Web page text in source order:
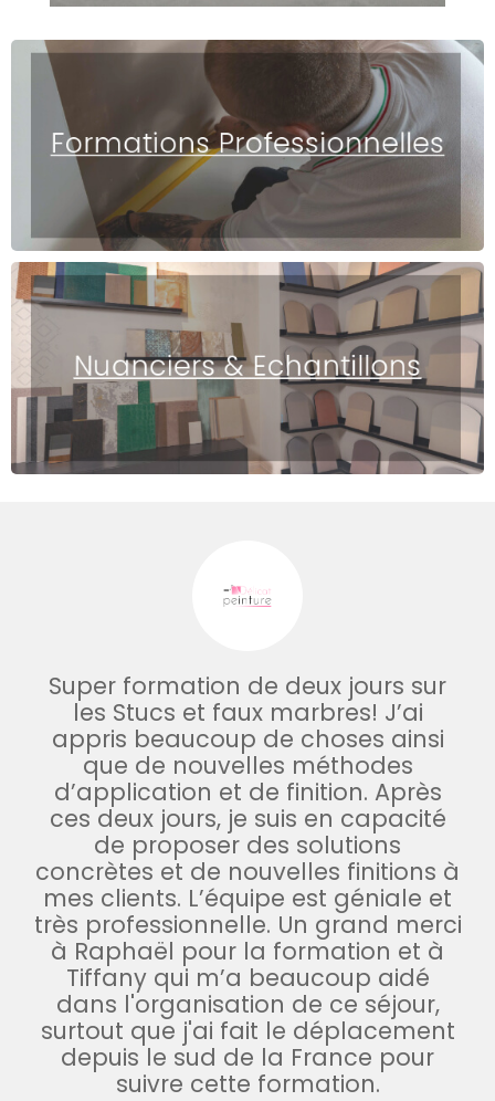
Super formation de deux jours sur
les Stucs et faux marbres! J’ai
appris beaucoup de choses ainsi
que de nouvelles méthodes
d’application et de finition. Après
ces deux jours, je suis en capacité
de proposer des solutions
concrètes et de nouvelles finitions à
mes clients. L’équipe est géniale et
très professionnelle. Un grand merci
à Raphaël pour la formation et à
Tiffany qui m’a beaucoup aidé
dans l'organisation de ce séjour,
surtout que j'ai fait le déplacement
depuis le sud de la France pour
suivre cette formation.